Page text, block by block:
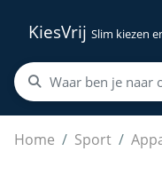
KiesVrij Slim kiezen
Home Sport
REN® Crosstrainer